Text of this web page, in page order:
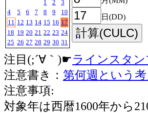
1
2
3
4
5 6 7 8 9
10
11 12 13 14 15 16 17
18 19 20 21 22 23 24
25 26 27 28 29 30 31
日(DD)
注目(;´∀｀)☛ラインスタ
注意書き： 第何週という
注意事項:
対象年は西暦1600年から